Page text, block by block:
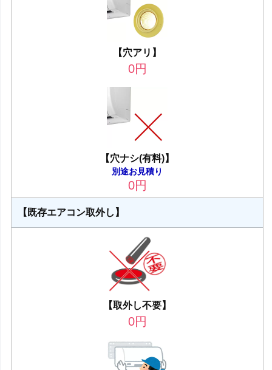
【穴アリ】
0円
【穴ナシ(有料)】
別途お見積り
0円
【既存エアコン取外し】
【取外し不要】
0円